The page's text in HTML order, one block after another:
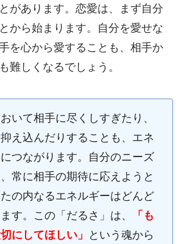
があります。恋愛は、まず自分
から始まります。自分を愛せな
を心から愛することも、相手か
難しくなるでしょう。
いて相手に尽くしすぎたり、
え込んだりすることも、エネ
つながります。自分のニーズ
常に相手の期待に応えようと
の内なるエネルギーはどんど
す。この「だるさ」は、
「も
にしてほしい」
という魂から